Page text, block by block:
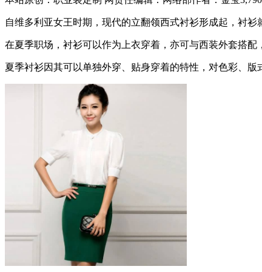
自维多利亚女王时期，现代的立翻领西式衬衫形成起，衬
在夏季职场，衬衫可以作为上衣穿着，亦可与西装外套搭配
夏季衬衫因其可以单独外穿、贴身穿着的特性，对色彩、